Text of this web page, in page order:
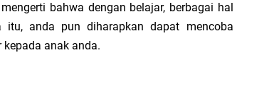
bahwa dengan belajar, berbagai hal
anda pun diharapkan dapat mencoba
anak anda.